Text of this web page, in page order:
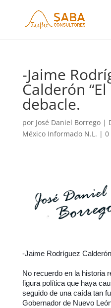
-Jaime
Calderón
debacle.
por José Daniel Borrego|
México Informado N.L. | 0
-Jaime Rodríguez
No recuerdo en la historia
figura política que haya
seguido de una caída tan
Gobernador de Nuevo